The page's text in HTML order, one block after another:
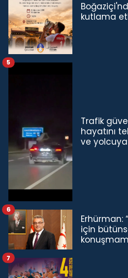
kutlama
Trafik
hayatını
ve yolcuya
5
Erhürman:
için
6
7